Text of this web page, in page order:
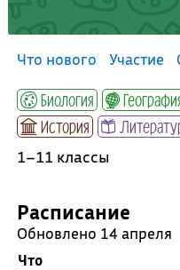
Что нового Участие
Биология
История
1–11 классы
Расписание
Обновлено 14 апреля
Что